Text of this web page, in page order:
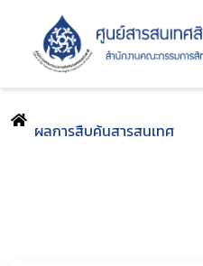
ผลการสืบค้นสารสนเทศ